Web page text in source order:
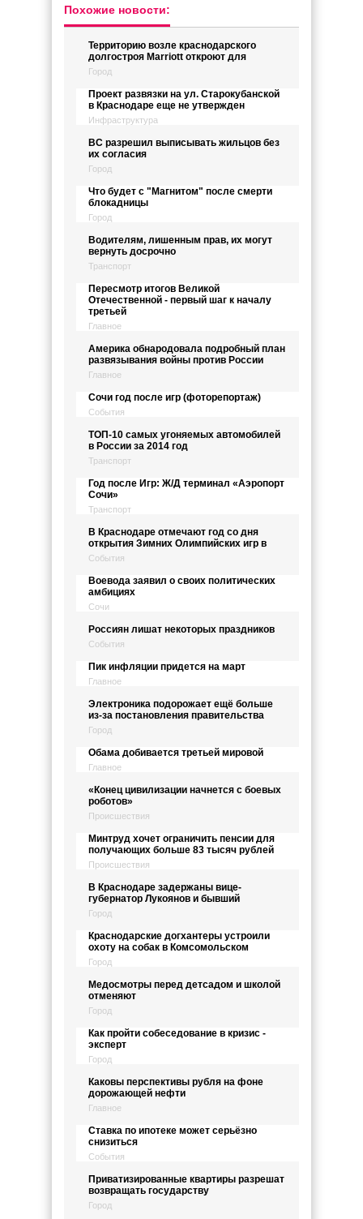
Похожие новости:
Территорию возле краснодарского
долгостроя Marriott откроют для
Город
Проект развязки на ул. Старокубанской
в Краснодаре еще не утвержден
Инфраструктура
ВС разрешил выписывать жильцов без
их согласия
Город
Что будет с "Магнитом" после смерти
блокадницы
Город
Водителям, лишенным прав, их могут
вернуть досрочно
Транспорт
Пересмотр итогов Великой
Отечественной - первый шаг к началу
третьей
Главное
Америка обнародовала подробный план
развязывания войны против России
Главное
Сочи год после игр (фоторепортаж)
События
ТОП-10 самых угоняемых автомобилей
в России за 2014 год
Транспорт
Год после Игр: Ж/Д терминал «Аэропорт
Сочи»
Транспорт
В Краснодаре отмечают год со дня
открытия Зимних Олимпийских игр в
События
Воевода заявил о своих политических
амбициях
Сочи
Россиян лишат некоторых праздников
События
Пик инфляции придется на март
Главное
Электроника подорожает ещё больше
из-за постановления правительства
Город
Обама добивается третьей мировой
Главное
«Конец цивилизации начнется с боевых
роботов»
Происшествия
Минтруд хочет ограничить пенсии для
получающих больше 83 тысяч рублей
Происшествия
В Краснодаре задержаны вице-
губернатор Лукоянов и бывший
Город
Краснодарские догхантеры устроили
охоту на собак в Комсомольском
Город
Медосмотры перед детсадом и школой
отменяют
Город
Как пройти собеседование в кризис -
эксперт
Город
Каковы перспективы рубля на фоне
дорожающей нефти
Главное
Ставка по ипотеке может серьёзно
снизиться
События
Приватизированные квартиры разрешат
возвращать государству
Город